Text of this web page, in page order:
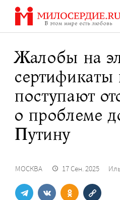
Перейти
содержанию
Жалобы на
поступают
о проблеме
Путину
МОСКВА 17 Сен. 2025